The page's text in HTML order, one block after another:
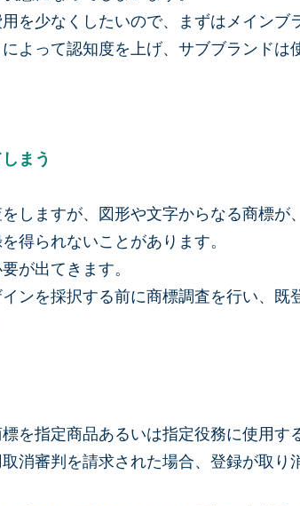
を少なくしたいので、まずはメインブ
よって認知度を上げ、サブブランドは
まう
しますが、図形や文字からなる商標が
得られないことがあります。
が出てきます。
ンを採択する前に商標調査を行い、既
を指定商品あるいは指定役務に使用す
消審判を請求された場合、登録が取り